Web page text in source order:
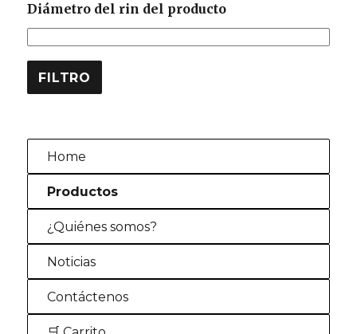
Diámetro del rin del producto
FILTRO
Home
Productos
¿Quiénes somos?
Noticias
Contáctenos